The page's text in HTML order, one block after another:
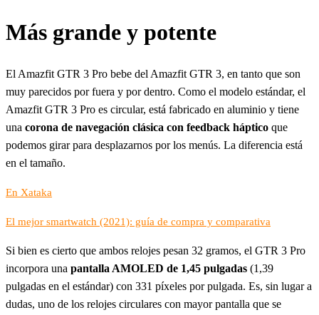
Más grande y potente
El Amazfit GTR 3 Pro bebe del Amazfit GTR 3, en tanto que son
muy parecidos por fuera y por dentro. Como el modelo estándar, el
Amazfit GTR 3 Pro es circular, está fabricado en aluminio y tiene
una corona de navegación clásica con feedback háptico que
podemos girar para desplazarnos por los menús. La diferencia está
en el tamaño.
En Xataka
El mejor smartwatch (2021): guía de compra y comparativa
Si bien es cierto que ambos relojes pesan 32 gramos, el GTR 3 Pro
incorpora una pantalla AMOLED de 1,45 pulgadas (1,39
pulgadas en el estándar) con 331 píxeles por pulgada. Es, sin lugar a
dudas, uno de los relojes circulares con mayor pantalla que se